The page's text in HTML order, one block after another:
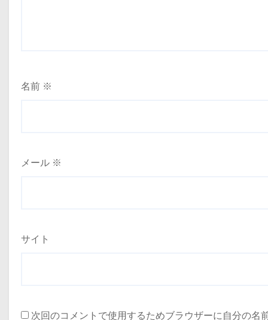
名前 ※
メール ※
サイト
次回のコメントで使用するためブラウザーに自分の名